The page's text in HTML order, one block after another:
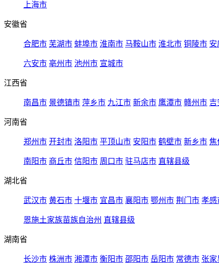
上海市
安徽省
合肥市 芜湖市 蚌埠市 淮南市 马鞍山市 淮北市 铜陵市 安
六安市 亳州市 池州市 宣城市
江西省
南昌市 景德镇市 萍乡市 九江市 新余市 鹰潭市 赣州市 吉
河南省
郑州市 开封市 洛阳市 平顶山市 安阳市 鹤壁市 新乡市 焦
南阳市 商丘市 信阳市 周口市 驻马店市 直辖县级
湖北省
武汉市 黄石市 十堰市 宜昌市 襄阳市 鄂州市 荆门市 孝感
恩施土家族苗族自治州 直辖县级
湖南省
长沙市 株洲市 湘潭市 衡阳市 邵阳市 岳阳市 常德市 张家